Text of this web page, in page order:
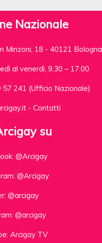
Nazionale
Minzoni, 18 - 40121 Bologna
al venerdì, 9.30 – 17.00
57 241 (Ufficio Nazionale)
- Contatti
su
@Arcigay
@Arcigay
@arcigay
@arcigay
Arcigay TV